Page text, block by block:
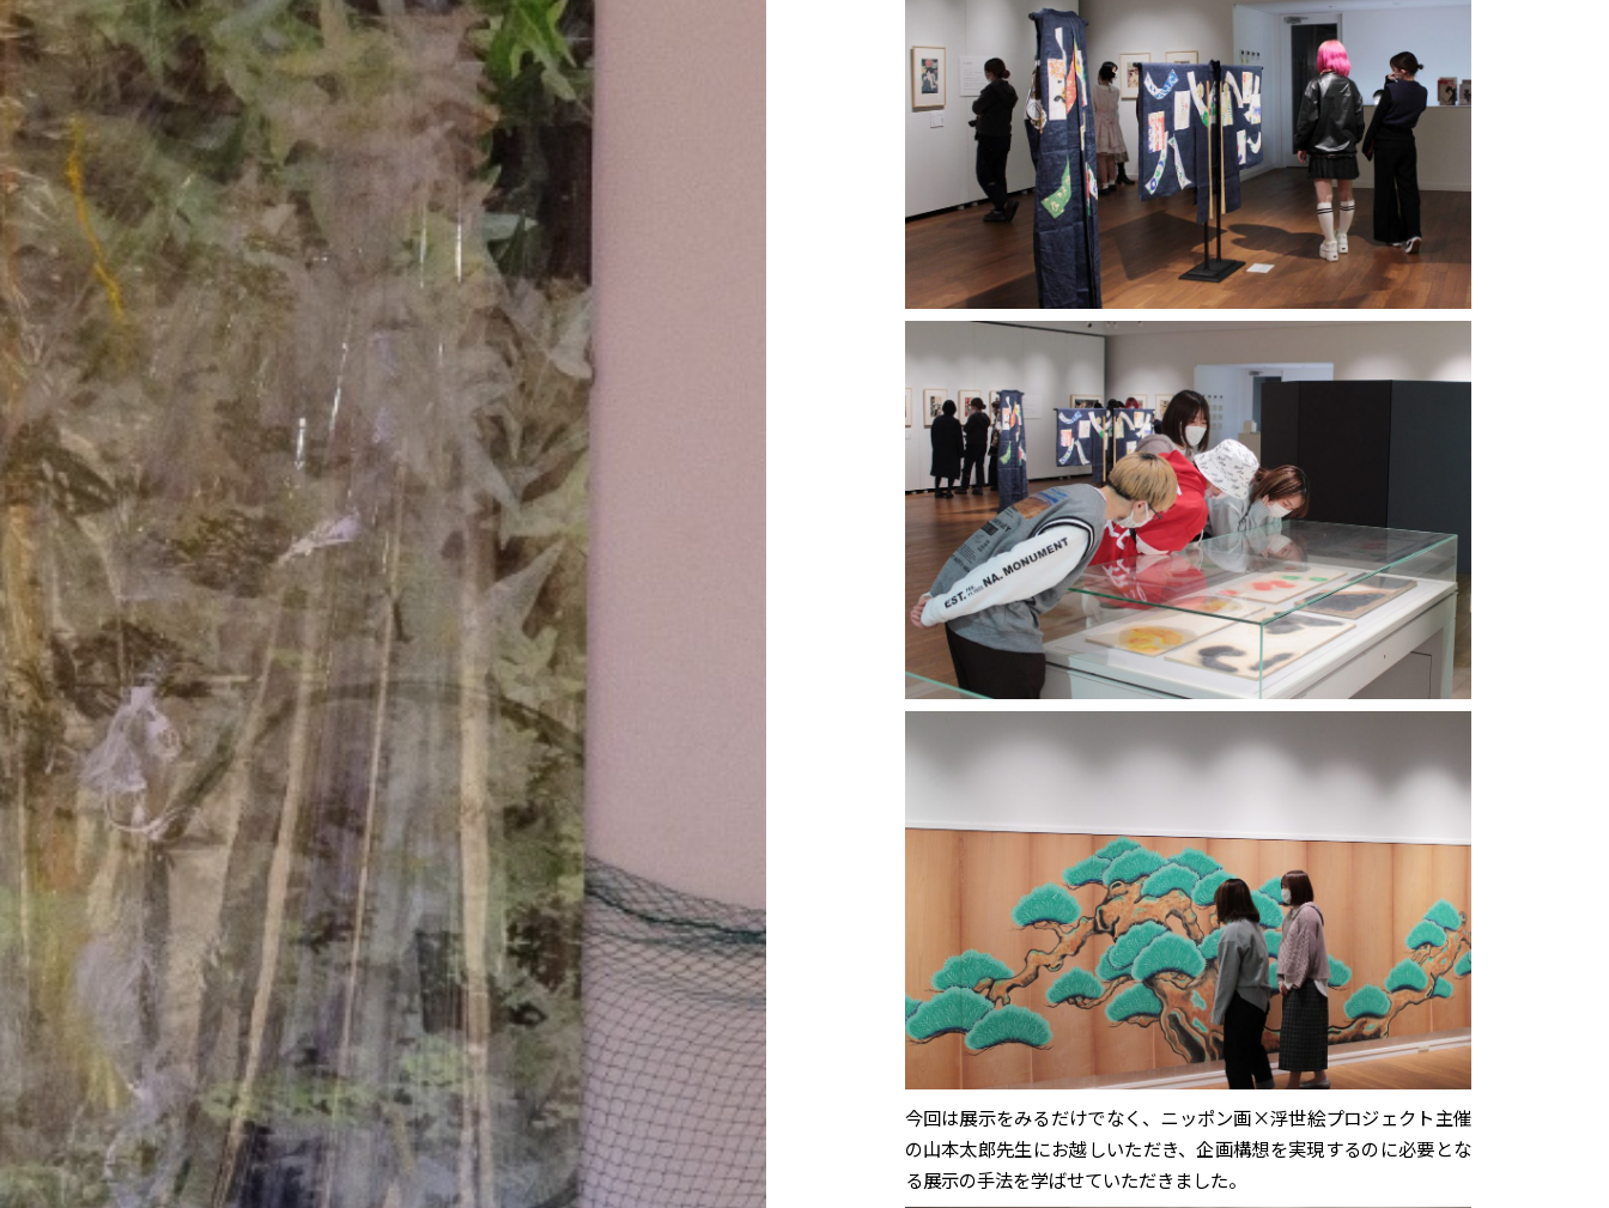
今回は展示をみるだけでなく、ニッポン画×浮世絵プロジェクト主催
の山本太郎先生にお越しいただき、企画構想を実現するのに必要とな
る展示の手法を学ばせていただきました。